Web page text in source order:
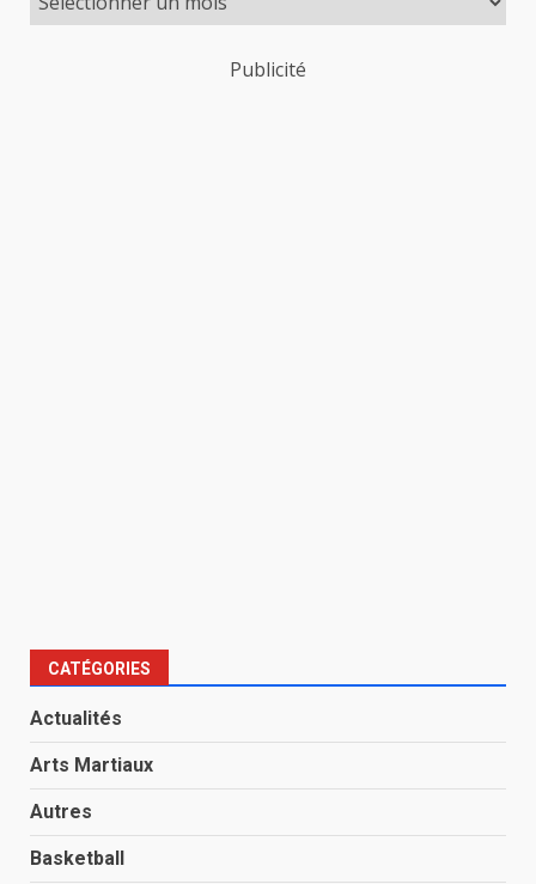
Publicité
CATÉGORIES
Actualités
Arts Martiaux
Autres
Basketball